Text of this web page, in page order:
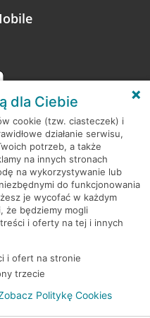
Wszelkie prawa zastrzeżone
dla Ciebie
cookie (tzw. ciasteczek) i
działanie serwisu,
potrzeb, a także
na innych stronach
na wykorzystywanie lub
do funkcjonowania
je wycofać w każdym
że będziemy mogli
i oferty na tej i innych
i ofert na stronie
trzecie
Politykę Cookies